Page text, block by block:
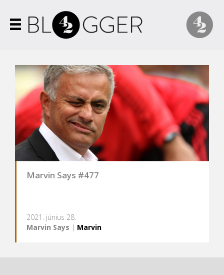
Marvin Says #477
2021. június 28.
Marvin Says | Marvin